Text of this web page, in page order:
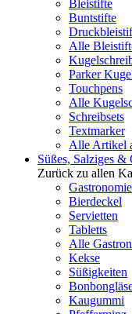
Bleistifte
Buntstifte
Alle
Parker
Touchpens
Alle
Schreibsets
Textmarker
Alle Artikel
Süßes, Salziges &
Zurück zu allen
Bierdeckel
Servietten
Tabletts
Alle
Kekse
Süßigkeiten
Kaugummi